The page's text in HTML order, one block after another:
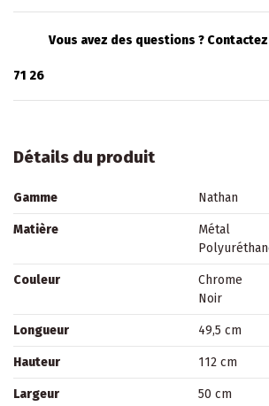
Vous avez des questions ?
71 26
Détails du produit
Gamme Nathan
Matière
Métal
Couleur
Chrome
Noir
Longueur 49,5 cm
Hauteur 112 cm
Largeur 50 cm